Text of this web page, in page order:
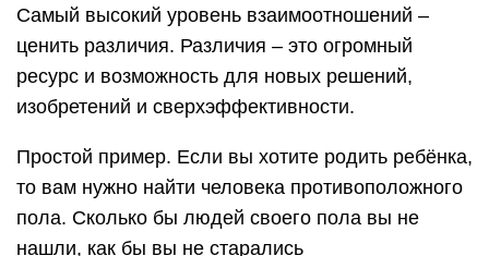
Самый высокий уровень взаимоотношений –
ценить различия. Различия – это огромный
ресурс и возможность для новых решений,
изобретений и сверхэффективности.
Простой пример. Если вы хотите родить ребёнка,
то вам нужно найти человека противоположного
пола. Сколько бы людей своего пола вы не
нашли, как бы вы не старались